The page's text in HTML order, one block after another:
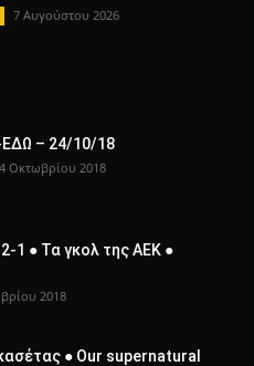
7 Αυγούστου 2026
– 24/10/18
Οκτωβρίου 2018
1 ● Τα γκολ της ΑΕΚ ●
2018
● Our supernatural